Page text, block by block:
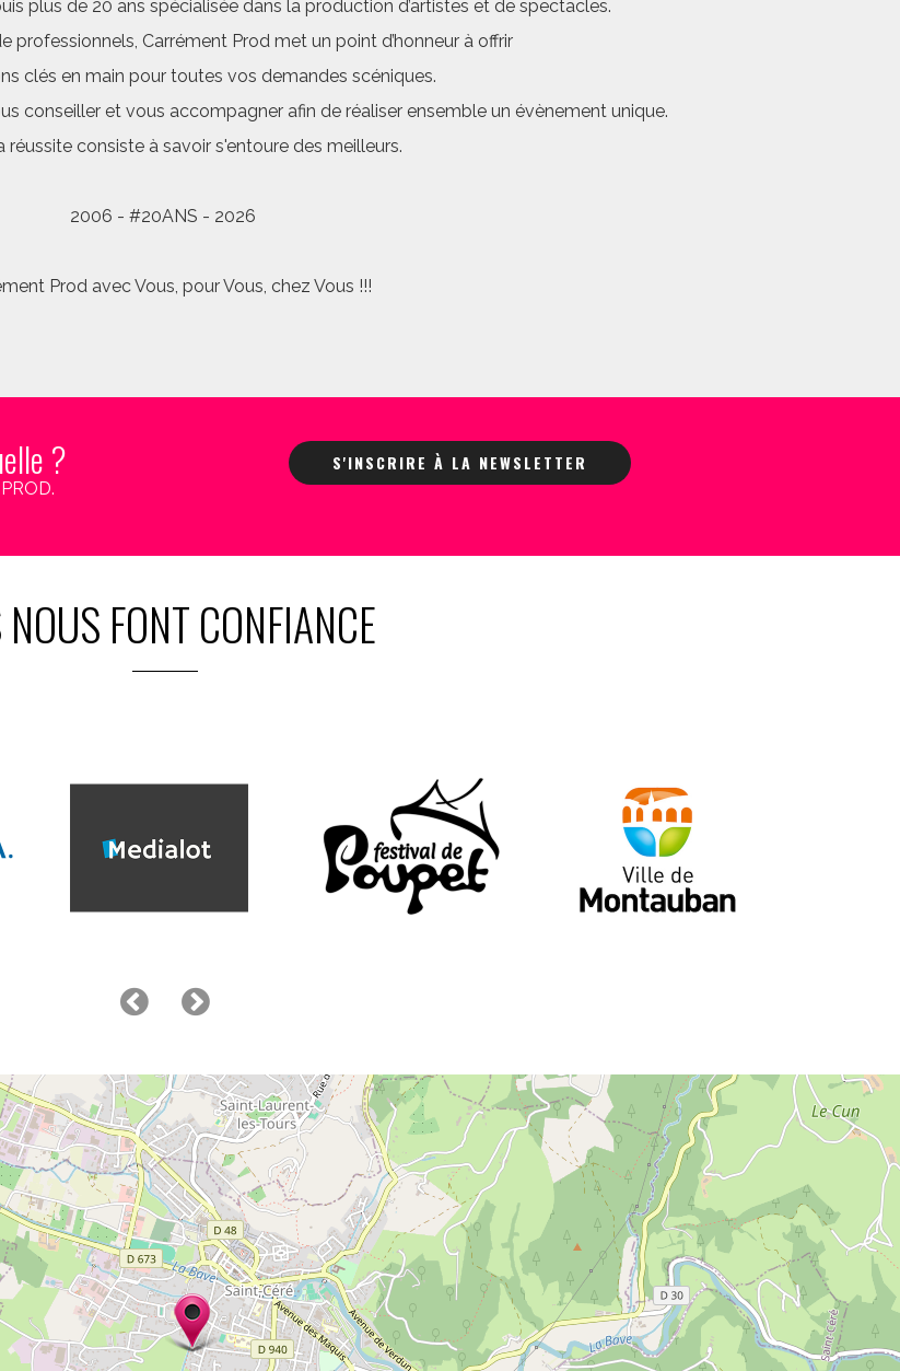
plus de 20 ans spécialisée dans la production d’artistes et de spectacles.
professionnels, Carrément Prod met un point d’honneur à offrir
clés en main pour toutes vos demandes scéniques.
conseiller et vous accompagner afin de réaliser ensemble un évènement unique.
réussite consiste à savoir s'entoure des meilleurs.
2006 - #20ANS - 2026
Prod avec Vous, pour Vous, chez Vous !!!
? S'INSCRIRE À LA NEWSLETTER
FONT CONFIANCE